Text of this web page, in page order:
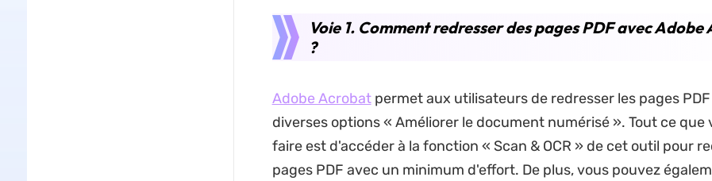
Voie 1. Comment redresser des pages PDF avec
?
Adobe Acrobatpermet aux utilisateurs de redresser les pages
diverses options « Améliorer le document numérisé ». Tout ce que
faire est d'accéder à la fonction « Scan & OCR » de cet outil pour
pages PDF avec un minimum d'effort. De plus, vous pouvez